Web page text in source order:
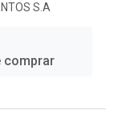
S.A
comprar